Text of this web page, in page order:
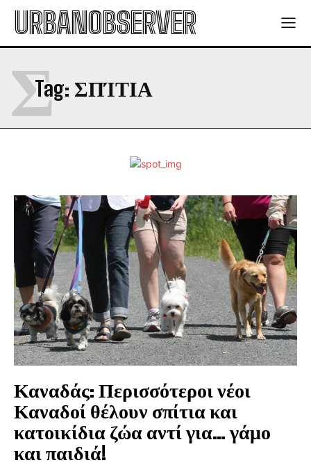
URBANOBSERVER
Tag: ΣΠΊΤΙΑ
Σ
Καναδάς: Περισσότεροι νέοι
Καναδοί θέλουν σπίτια και
κατοικίδια ζώα αντί για… γάμο
και παιδιά!